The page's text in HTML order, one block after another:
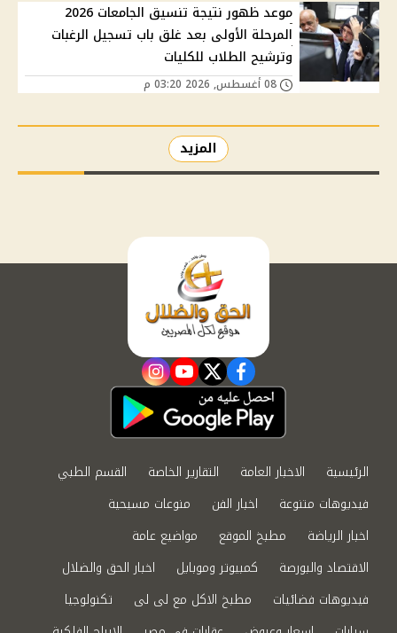
موعد ظهور نتيجة تنسيق الجامعات 2026
المرحلة الأولى بعد غلق باب تسجيل الرغبات
وترشيح الطلاب للكليات
المزيد
facebook
twitter
youtube
instagram
الرئيسية الاخبار العامة التقارير الخاصة
القسم الطبي
فيديوهات متنوعة
اخبار الفن
منوعات مسيحية
اخبار الرياضة
مطبخ الموقع
مواضيع عامة
الاقتصاد والبورصة
كمبيوتر وموبايل
اخبار الحق والضلال
فيديوهات فضائيات
مطبخ الاكل مع لى لى
تكنولوجيا